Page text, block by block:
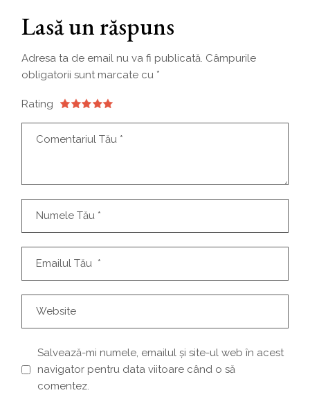
Lasă un răspuns
Adresa ta de email nu va fi publicată. Câmpurile
obligatorii sunt marcate cu *
Rating
Salvează-mi numele, emailul și site-ul web în acest
navigator pentru data viitoare când o să
comentez.